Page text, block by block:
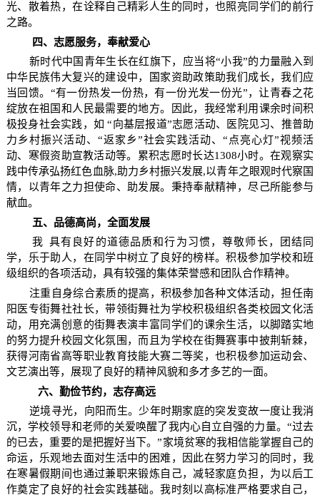
光、散着热，在诠释自己精彩人生的同时，也照亮同学们的前行
之路。
四、志愿服务，奉献爱心
新时代中国青年生长在红旗下，应当将“小我”的力量融入到
中华民族伟大复兴的建设中，国家资助政策助我们成长，我们应
当回馈。“有一份热发一份热，有一份光发一份光”，让青春之花
绽放在祖国和人民最需要的地方。因此，我经常利用课余时间积
极投身社会实践，如 “向基层报道”志愿活动、医院见习、推普助
力乡村振兴活动、“返家乡”社会实践活动、“点亮心灯”视频活
动、寒假资助宣教活动等。累积志愿时长达1308小时。在观察实
践中传承弘扬红色血脉,助力乡村振兴发展,以青年之眼观时代察国
情，以青年之力担使命、助发展。秉持奉献精神，尽己所能参与
献血。
五、品德高尚，全面发展
我 具有良好的道德品质和行为习惯，尊敬师长，团结同
学，乐于助人，在同学中树立了良好的榜样。积极参加学校和班
级组织的各项活动，具有较强的集体荣誉感和团队合作精神。
注重自身综合素质的提高，积极参加各种文体活动，担任南
阳医专街舞社社长，带领街舞社为学校积极组织各类校园文化活
动，用充满创意的街舞表演丰富同学们的课余生活，以脚踏实地
的努力提升校园文化氛围，而且为学校在街舞赛事中披荆斩棘，
获得河南省高等职业教育技能大赛二等奖，也积极参加运动会、
文艺演出等，展现了良好的精神风貌和多才多艺的一面。
六、勤俭节约，志存高远
逆境寻光，向阳而生。少年时期家庭的突发变故一度让我消
沉，学校领导和老师的关爱唤醒了我内心自立自强的力量。“过去
的已去，重要的是把握好当下。”家境贫寒的我相信能掌握自己的
命运，乐观地去面对生活中的困难，因此在努力学习的同时，我
在寒暑假期间也通过兼职来锻炼自己，减轻家庭负担，为以后工
作奠定了良好的社会实践基础。我时刻以高标准严格要求自己，